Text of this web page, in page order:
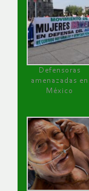
Defensoras
amenazadas en
México